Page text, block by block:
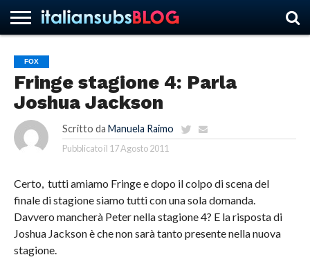
HOME
NEWS
ASCOLTI
RECENSIONI
INTERVISTE
CURIOSITÀ
CHI
SIAMO
CONTATTACI
FORUM
ITALIANSUBS
FOX
Fringe stagione 4: Parla
Joshua Jackson
Scritto da Manuela Raimo
Pubblicato il 17 Agosto 2011
Certo, tutti amiamo Fringe e dopo il colpo di scena del
finale di stagione siamo tutti con una sola domanda.
Davvero mancherà Peter nella stagione 4? E la risposta di
Joshua Jackson è che non sarà tanto presente nella nuova
stagione.